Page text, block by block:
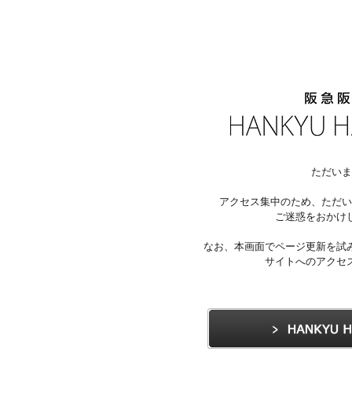
ただい
アクセス集中のため、ただ
ご迷惑をおかけ
なお、本画面でページ更新を
サイトへのアクセ